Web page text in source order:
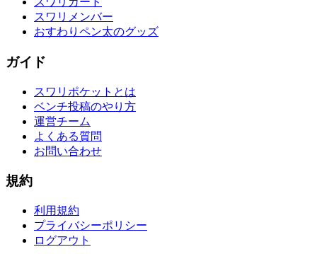
スワリメンバー
おすわりペン太のグッズ
ガイド
スワリポケットとは
ベンチ投稿のやり方
運営チーム
よくある質問
お問い合わせ
規約
利用規約
プライバシーポリシー
ログアウト